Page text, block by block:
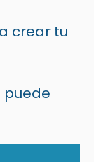
crear tu
puede